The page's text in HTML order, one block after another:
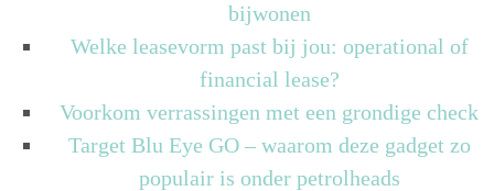
bijwonen
Welke leasevorm past bij jou: operational of
financial lease?
Voorkom verrassingen met een grondige check
Target Blu Eye GO – waarom deze gadget zo
populair is onder petrolheads